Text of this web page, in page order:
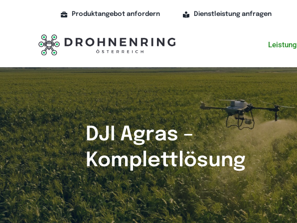
Produktangebot anfordern Dienstleistung anfragen
Leistung
DJI Agras –
Komplettlösung